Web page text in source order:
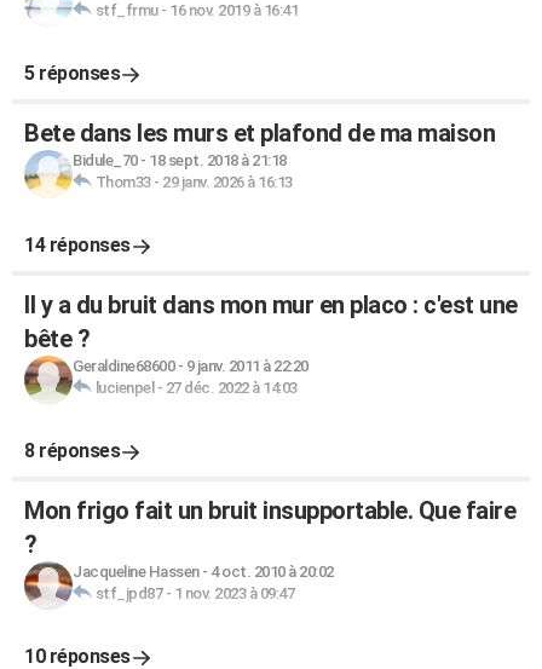
stf_frmu- 16 nov. 2019 à 16:41
5 réponses
Bete dans les murs et plafond de ma maison
Bidule_70- 18 sept. 2018 à 21:18
Thom33- 29 janv. 2026 à 16:13
14 réponses
Il y a du bruit dans mon mur en placo : c'est une
bête ?
Geraldine68600- 9 janv. 2011 à 22:20
lucienpel - 27 déc. 2022 à 14:03
8 réponses
Mon frigo fait un bruit insupportable. Que faire
?
Jacqueline Hassen- 4 oct. 2010 à 20:02
stf_jpd87- 1 nov. 2023 à 09:47
10 réponses